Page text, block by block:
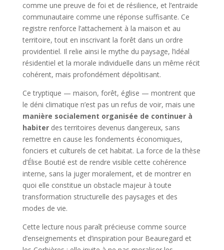
comme une preuve de foi et de résilience, et l’entraide
communautaire comme une réponse suffisante. Ce
registre renforce l’attachement à la maison et au
territoire, tout en inscrivant la forêt dans un ordre
providentiel. Il relie ainsi le mythe du paysage, l’idéal
résidentiel et la morale individuelle dans un même récit
cohérent, mais profondément dépolitisant.
Ce tryptique — maison, forêt, église — montrent que
le déni climatique n’est pas un refus de voir, mais une
manière socialement organisée de continuer à
habiterdes territoires devenus dangereux, sans
remettre en cause les fondements économiques,
fonciers et culturels de cet habitat. La force de la thèse
d’Élise Boutié est de rendre visible cette cohérence
interne, sans la juger moralement, et de montrer en
quoi elle constitue un obstacle majeur à toute
transformation structurelle des paysages et des
modes de vie.
Cette lecture nous paraît précieuse comme source
d’enseignements et d’inspiration pour Beauregard et